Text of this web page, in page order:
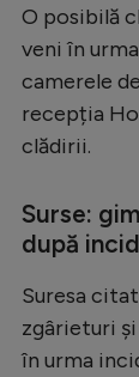
O posibilă
veni în
camerele
recepția
clădirii.
Surse:
după
Suresa
zgârieturi
în urma